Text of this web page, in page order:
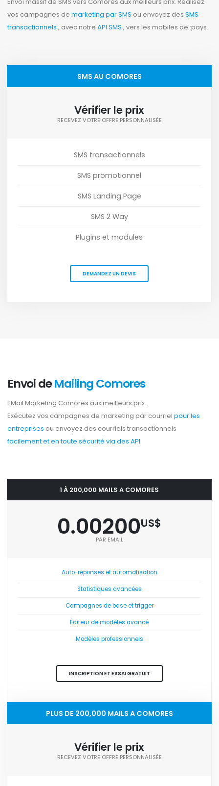
Envoi massif de SMS vers Comores aux meilleurs prix. Réalisez
vos campagnes de marketing par SMS ou envoyez des SMS
transactionnels , avec notre API SMS , vers les mobiles de :pays.
SMS AU COMORES
Vérifier le prix
RECEVEZ VOTRE OFFRE PERSONNALISÉE
SMS transactionnels
SMS promotionnel
SMS Landing Page
SMS 2 Way
Plugins et modules
DEMANDEZ UN DEVIS
Envoi deMailing Comores
EMail Marketing Comores aux meilleurs prix.
Exécutez vos campagnes de marketing par courriel pour les
entreprises ou envoyez des courriels transactionnels
facilement et en toute sécurité via des API
1 À 200,000 MAILS A COMORES
0.00200US$
PAR EMAIL
Auto-réponses et automatisation
Statistiques avancées
Campagnes de base et trigger
Éditeur de modèles avancé
Modèles professionnels
INSCRIPTION ET ESSAI GRATUIT
PLUS DE 200,000 MAILS A COMORES
Vérifier le prix
RECEVEZ VOTRE OFFRE PERSONNALISÉE